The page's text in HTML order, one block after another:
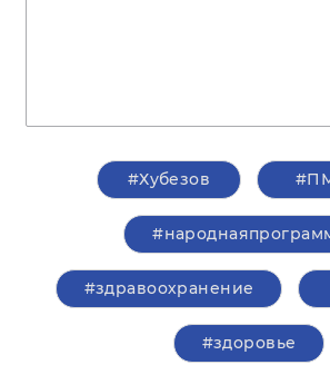
#Хубезов
#здравоохранение
#здоровье